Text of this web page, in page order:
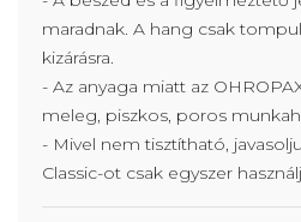
maradnak. A hang csak
kizárásra.
- Az anyaga miatt az
meleg, piszkos, poros
- Mivel nem tisztítható,
Classic-ot csak egyszer